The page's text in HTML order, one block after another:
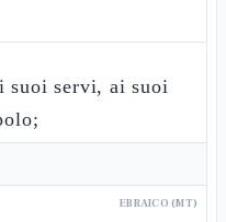
suoi servi, ai suoi
EBRAICO (MT)